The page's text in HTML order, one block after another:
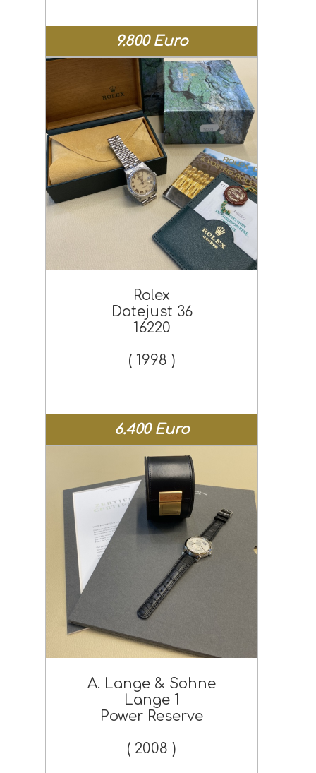
9.800 Euro
Rolex
Datejust 36
16220
( 1998 )
6.400 Euro
A. Lange & Sohne
Lange 1
Power Reserve
( 2008 )